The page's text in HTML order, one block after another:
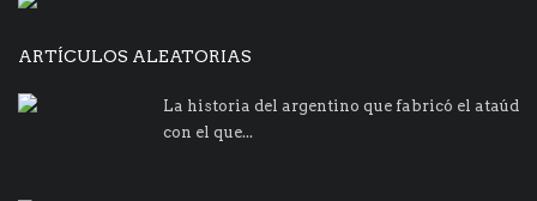
ARTÍCULOS ALEATORIAS
La historia del argentino que fabricó el ataúd
con el que...